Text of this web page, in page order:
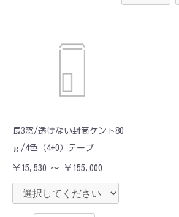
長3窓/透けない封筒ケント80
ｇ/4色（4+0）テープ
￥15,530 ～ ￥155,000